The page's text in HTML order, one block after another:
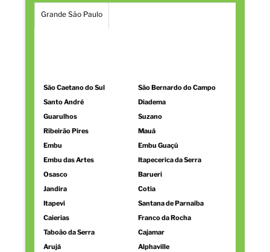
Grande São Paulo
São Caetano do Sul
São Bernardo do Campo
Santo André
Diadema
Guarulhos
Suzano
Ribeirão Pires
Mauá
Embu
Embu Guaçú
Embu das Artes
Itapecerica da Serra
Osasco
Barueri
Jandira
Cotia
Itapevi
Santana de Parnaíba
Caierias
Franco da Rocha
Taboão da Serra
Cajamar
Arujá
Alphaville